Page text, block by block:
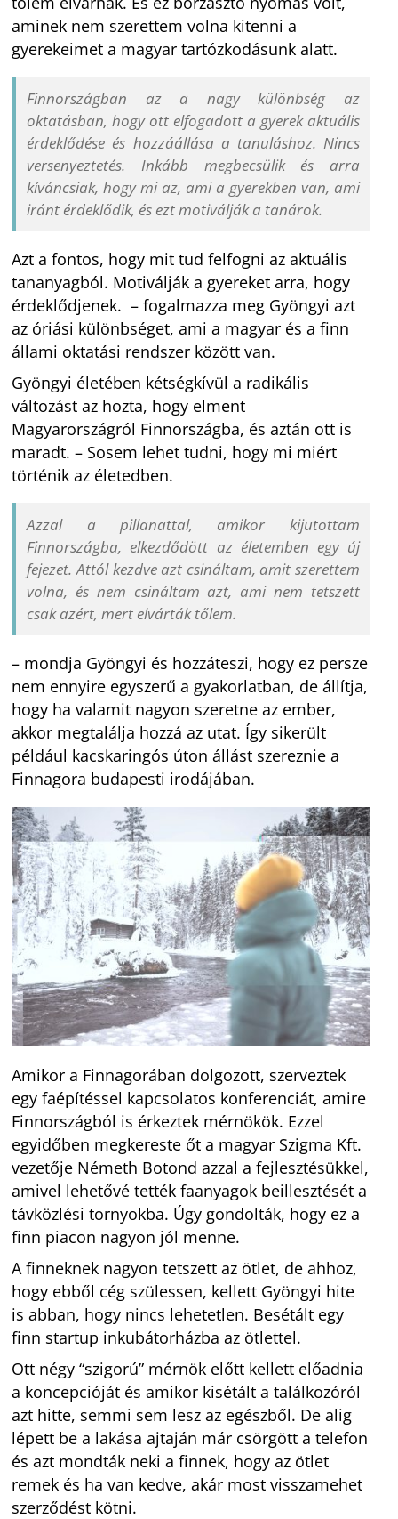
aminek nem szerettem volna kitenni a
gyerekeimet a magyar tartózkodásunk alatt.
Finnországban az a nagy különbség az
oktatásban, hogy ott elfogadott a gyerek aktuális
érdeklődése és hozzáállása a tanuláshoz. Nincs
versenyeztetés. Inkább megbecsülik és arra
kíváncsiak, hogy mi az, ami a gyerekben van, ami
iránt érdeklődik, és ezt motiválják a tanárok.
Azt a fontos, hogy mit tud felfogni az aktuális
tananyagból. Motiválják a gyereket arra, hogy
érdeklődjenek. – fogalmazza meg Gyöngyi azt
az óriási különbséget, ami a magyar és a finn
állami oktatási rendszer között van.
Gyöngyi életében kétségkívül a radikális
változást az hozta, hogy elment
Magyarországról Finnországba, és aztán ott is
maradt. – Sosem lehet tudni, hogy mi miért
történik az életedben.
Azzal a pillanattal, amikor kijutottam
Finnországba, elkezdődött az életemben egy új
fejezet. Attól kezdve azt csináltam, amit szerettem
volna, és nem csináltam azt, ami nem tetszett
csak azért, mert elvárták tőlem.
– mondja Gyöngyi és hozzáteszi, hogy ez persze
nem ennyire egyszerű a gyakorlatban, de állítja,
hogy ha valamit nagyon szeretne az ember,
akkor megtalálja hozzá az utat. Így sikerült
például kacskaringós úton állást szereznie a
Finnagora budapesti irodájában.
Amikor a Finnagorában dolgozott, szerveztek
egy faépítéssel kapcsolatos konferenciát, amire
Finnországból is érkeztek mérnökök. Ezzel
egyidőben megkereste őt a magyar Szigma Kft.
vezetője Németh Botond azzal a fejlesztésükkel,
amivel lehetővé tették faanyagok beillesztését a
távközlési tornyokba. Úgy gondolták, hogy ez a
finn piacon nagyon jól menne.
A finneknek nagyon tetszett az ötlet, de ahhoz,
hogy ebből cég szülessen, kellett Gyöngyi hite
is abban, hogy nincs lehetetlen. Besétált egy
finn startup inkubátorházba az ötlettel.
Ott négy “szigorú” mérnök előtt kellett előadnia
a koncepcióját és amikor kisétált a találkozóról
azt hitte, semmi sem lesz az egészből. De alig
lépett be a lakása ajtaján már csörgött a telefon
és azt mondták neki a finnek, hogy az ötlet
remek és ha van kedve, akár most visszamehet
szerződést kötni.